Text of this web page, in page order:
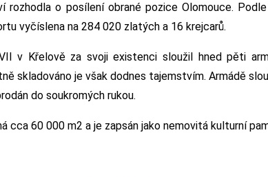
rozhodla o posílení obrané pozice Olomouce.
vyčíslena na 284 020 zlatých a 16 krejcarů.
v Křelově za svoji existenci sloužil hned pěti
skladováno je však dodnes tajemstvím. Armádě
do soukromých rukou.
cca 60 000 m2 a je zapsán jako nemovitá kulturní